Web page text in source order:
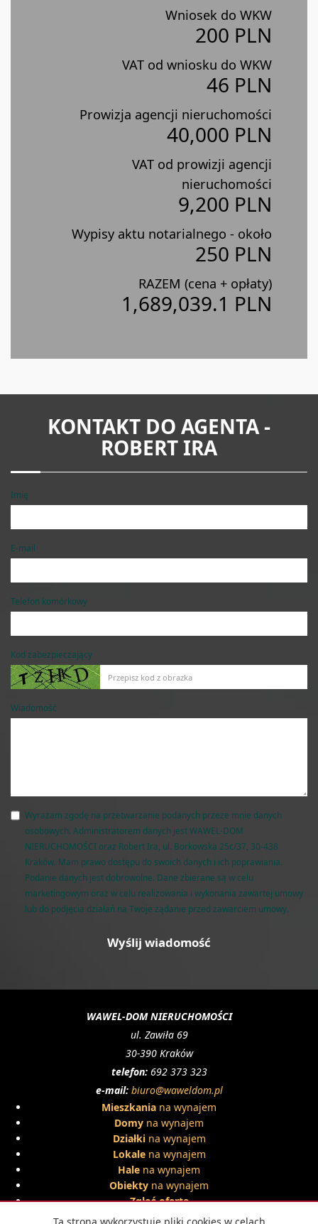
Wniosek do WKW
200 PLN
VAT od wniosku do WKW
46 PLN
Prowizja agencji nieruchomości
40,000 PLN
VAT od prowizji agencji
nieruchomości
9,200 PLN
Wypisy aktu notarialnego - około
250 PLN
RAZEM (cena + opłaty)
1,689,039.1 PLN
KONTAKT DO AGENTA -
ROBERT IRA
Imię
E-mail
Telefon komórkowy
Kod zabezpieczający
Wiadomość
Wyrażam zgodę na przetwarzanie podanych przeze mnie danych
osobowych. Administratorem danych jest WAWEL-DOM
NIERUCHOMOŚCI oraz Robert Ira, ul. Borkowska 25c/37, 30-438
Kraków. Mam prawo dostępu do swoich danych i ich poprawiania.
Podanie danych jest dobrowolne. Dane zbierane są w celu
marketingowym oraz w celu realizowania i wykonania zawartej umowy
lub do podjęcia działań na Twoje żądanie przed zawarciem umowy.
WAWEL-DOM NIERUCHOMOŚCI
ul. Zawiła 69
30-390 Kraków
telefon:692 373 323
e-mail: biuro@waweldom.pl
Mieszkania na wynajem
Domy na wynajem
Działkina wynajem
Lokalena wynajem
Hale na wynajem
Obiekty na wynajem
Zgłoś ofertę
Mieszkaniana sprzedaż